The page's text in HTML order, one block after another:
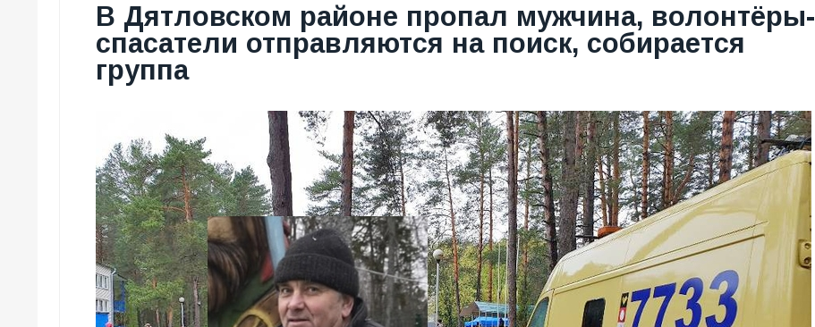
В Дятловском районе пропал мужчина, волонтёры-
спасатели отправляются на поиск, собирается
группа